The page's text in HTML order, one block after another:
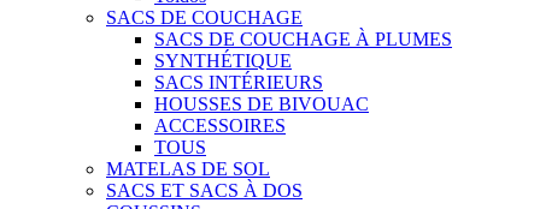
SACS DE COUCHAGE
SACS DE COUCHAGE À PLUMES
SYNTHÉTIQUE
SACS INTÉRIEURS
HOUSSES DE BIVOUAC
ACCESSOIRES
TOUS
MATELAS DE SOL
SACS ET SACS À DOS